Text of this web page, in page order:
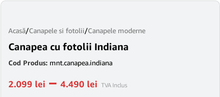
Acasă/Canapele si fotolii/Canapele moderne
Canapea cu fotolii Indiana
Cod Produs: mnt.canapea.indiana
2.099 lei – 4.490 lei TVA Inclus